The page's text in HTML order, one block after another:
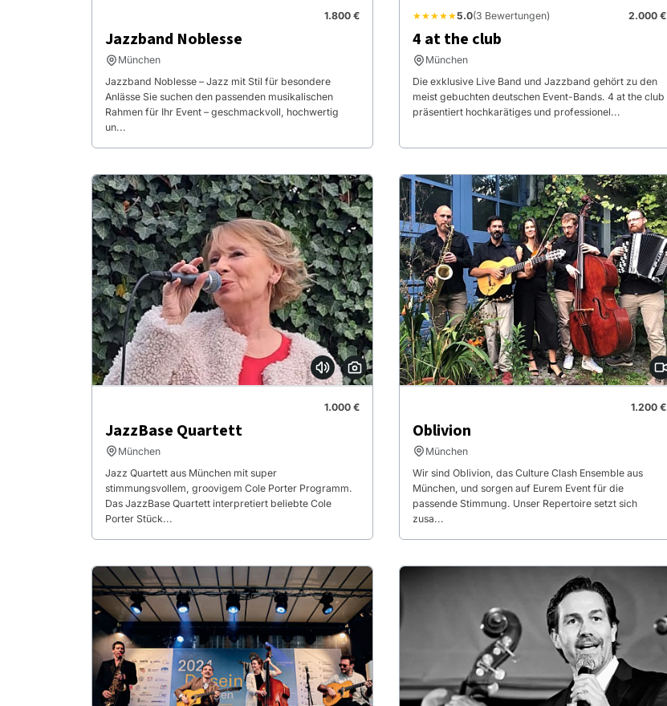
1.800 €
Jazzband Noblesse
München
Jazzband Noblesse – Jazz mit Stil für besondere
Anlässe Sie suchen den passenden musikalischen
Rahmen für Ihr Event – geschmackvoll, hochwertig
un...
★★★★★5.0(3 Bewertungen) 2.000 €
4 at the club
München
Die exklusive Live Band und Jazzband gehört zu den
meist gebuchten deutschen Event-Bands. 4 at the club
präsentiert hochkarätiges und professionel...
1.000 €
JazzBase Quartett
München
Jazz Quartett aus München mit super
stimmungsvollem, groovigem Cole Porter Programm.
Das JazzBase Quartett interpretiert beliebte Cole
Porter Stück...
1.200 €
Oblivion
München
Wir sind Oblivion, das Culture Clash Ensemble aus
München, und sorgen auf Eurem Event für die
passende Stimmung. Unser Repertoire setzt sich
zusa...